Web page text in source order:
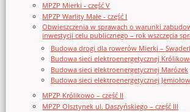
MPZP Mierki - część V
MPZP Warlity Małe - część I
Obwieszczenia w sprawach o warunki
inwestycji celu publicznego – rok wszczęcia
Budowa drogi dla rowerów Mierki –
Budowa sieci elektroenergetycznej
Budowa sieci elektroenergetycznej Marózek
Budowa sieci elektroenergetycznej
MPZP Królikowo – część II
MPZP Olsztynek ul. Daszyńskiego – część III